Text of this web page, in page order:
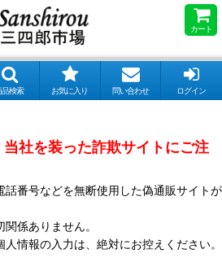
カート
品検索 お気に入り 問い合わせ ログイン
社を装った詐欺サイトにご注
話番号などを無断使用した偽通販サイトが
係ありません。
情報の入力は、絶対にお控えください。